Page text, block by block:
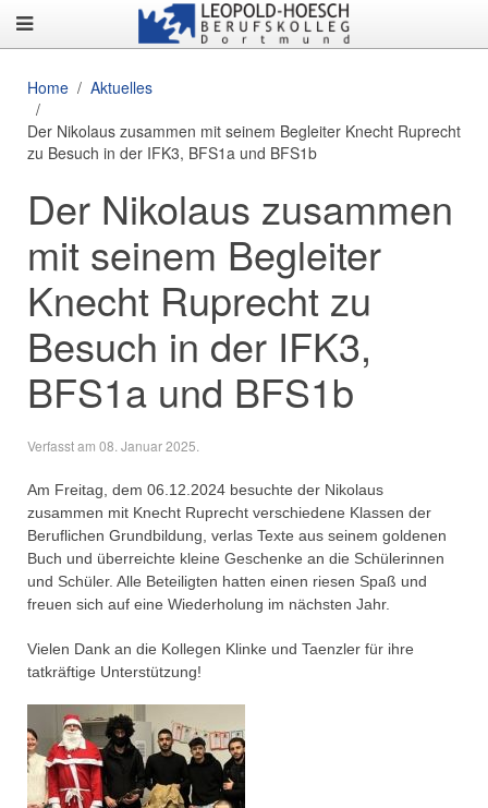
Home
Aktuelles
Der Nikolaus zusammen mit seinem Begleiter Knecht Ruprecht
zu Besuch in der IFK3, BFS1a und BFS1b
Der Nikolaus zusammen
mit seinem Begleiter
Knecht Ruprecht zu
Besuch in der IFK3,
BFS1a und BFS1b
Verfasst am 08. Januar 2025
Am Freitag, dem 06.12.2024 besuchte der Nikolaus
zusammen mit Knecht Ruprecht verschiedene Klassen der
Beruflichen Grundbildung, verlas Texte aus seinem goldenen
Buch und überreichte kleine Geschenke an die Schülerinnen
und Schüler. Alle Beteiligten hatten einen riesen Spaß und
freuen sich auf eine Wiederholung im nächsten Jahr.
Vielen Dank an die Kollegen Klinke und Taenzler für ihre
tatkräftige Unterstützung!